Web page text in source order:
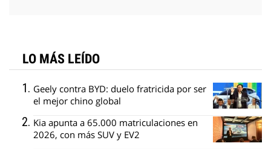
LO MÁS LEÍDO
Geely contra BYD: duelo fratricida por ser
el mejor chino global
Kia apunta a 65.000 matriculaciones en
2026, con más SUV y EV2